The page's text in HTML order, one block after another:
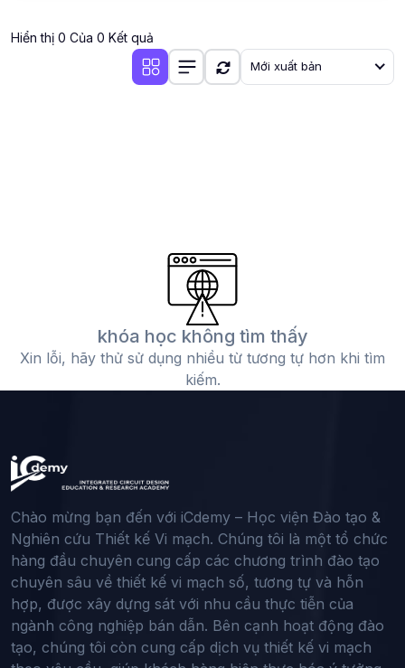
Hiển thị 0 Của 0 Kết quả
Mới xuất bản
khóa học không tìm thấy
Xin lỗi, hãy thử sử dụng nhiều từ tương tự hơn khi tìm
kiếm.
Chào mừng bạn đến với iCdemy – Học viện Đào tạo &
Nghiên cứu Thiết kế Vi mạch. Chúng tôi là một tổ chức
hàng đầu chuyên cung cấp các chương trình đào tạo
chuyên sâu về thiết kế vi mạch số, tương tự và hỗn
hợp, được xây dựng sát với nhu cầu thực tiễn của
ngành công nghiệp bán dẫn. Bên cạnh hoạt động đào
tạo, chúng tôi còn cung cấp dịch vụ thiết kế vi mạch